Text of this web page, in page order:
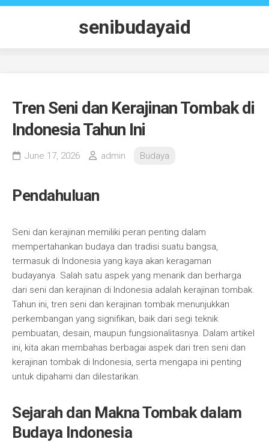
Skip
senibudayaid
Tren Seni dan Kerajinan Tombak di
Indonesia Tahun Ini
June 17, 2026 admin Budaya
Pendahuluan
Seni dan kerajinan memiliki peran penting dalam
mempertahankan budaya dan tradisi suatu bangsa,
termasuk di Indonesia yang kaya akan keragaman
budayanya. Salah satu aspek yang menarik dan berharga
dari seni dan kerajinan di Indonesia adalah kerajinan tombak.
Tahun ini, tren seni dan kerajinan tombak menunjukkan
perkembangan yang signifikan, baik dari segi teknik
pembuatan, desain, maupun fungsionalitasnya. Dalam artikel
ini, kita akan membahas berbagai aspek dari tren seni dan
kerajinan tombak di Indonesia, serta mengapa ini penting
untuk dipahami dan dilestarikan.
Sejarah dan Makna Tombak dalam
Budaya Indonesia